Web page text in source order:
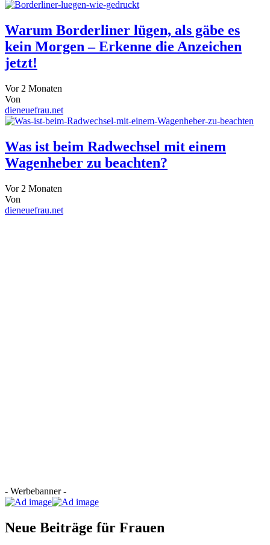
Warum Borderliner lügen, als gäbe es
kein Morgen – Erkenne die Anzeichen
jetzt!
Vor 2 Monaten
Von
dieneuefrau.net
Was ist beim Radwechsel mit einem
Wagenheber zu beachten?
Vor 2 Monaten
Von
dieneuefrau.net
- Werbebanner -
Neue Beiträge für Frauen